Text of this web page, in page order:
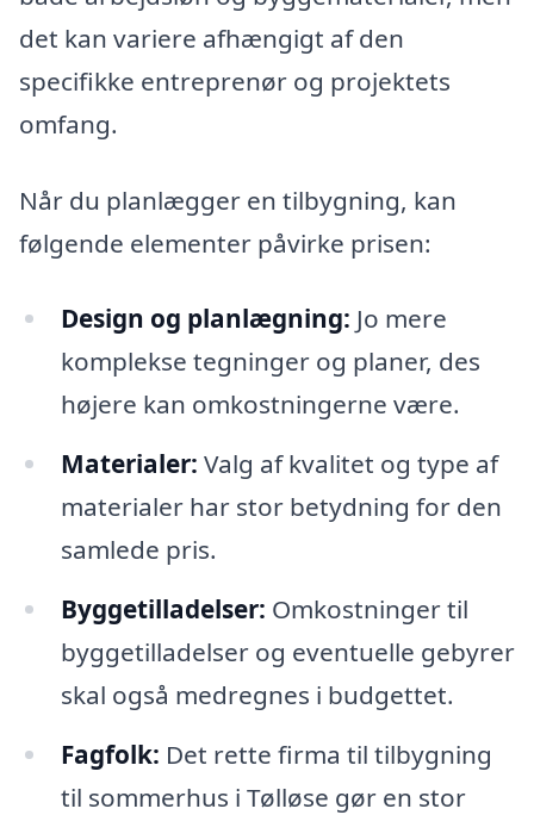
det kan variere afhængigt af den
specifikke entreprenør og projektets
omfang.
Når du planlægger en tilbygning, kan
følgende elementer påvirke prisen:
Design og planlægning: Jo mere
komplekse tegninger og planer, des
højere kan omkostningerne være.
Materialer: Valg af kvalitet og type af
materialer har stor betydning for den
samlede pris.
Byggetilladelser: Omkostninger til
byggetilladelser og eventuelle gebyrer
skal også medregnes i budgettet.
Fagfolk: Det rette firma til tilbygning
til sommerhus i Tølløse gør en stor